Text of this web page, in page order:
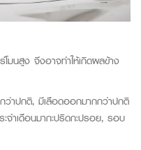
มนสูง จึงอาจทำให้เกิดผลข้าง
ว่าปกติ, มีเลือดออกมากกว่าปกติ
ะจำเดือนมากะปริดกะปรอย, รอบ